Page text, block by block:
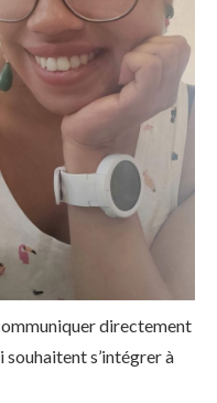
directement
s’intégrer à